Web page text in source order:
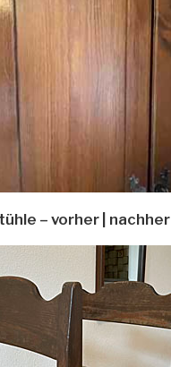
– vorher | nachher